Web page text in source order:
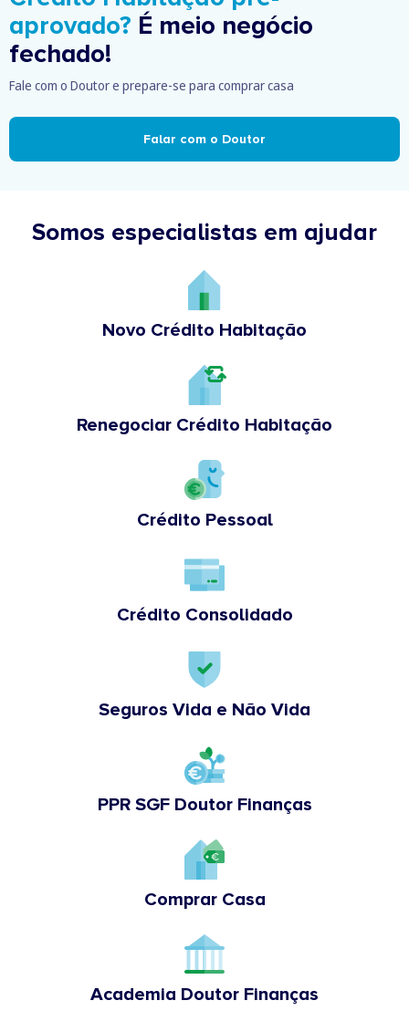
aprovado? É meio negócio
fechado!
Fale com o Doutor e prepare-se para comprar casa
Falar com o Doutor
Somos especialistas em ajudar
Novo Crédito Habitação
Renegociar Crédito Habitação
Crédito Pessoal
Crédito Consolidado
Seguros Vida e Não Vida
PPR SGF Doutor Finanças
Comprar Casa
Academia Doutor Finanças